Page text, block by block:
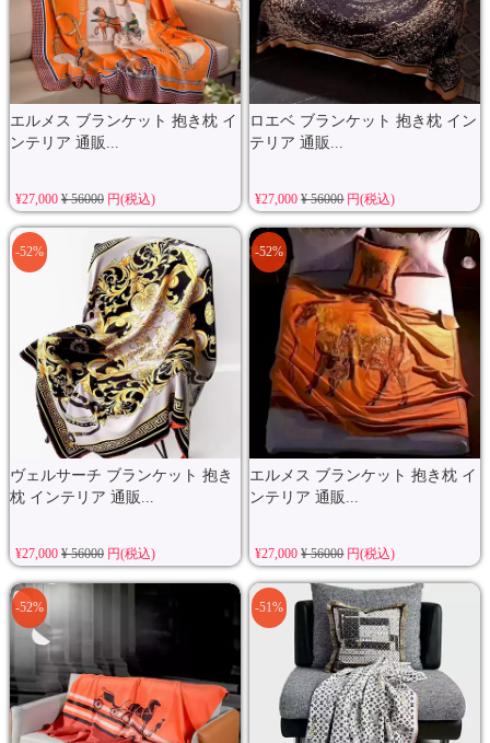
エルメス ブランケット 抱き枕 イ
ンテリア 通販...
¥27,000 ¥ 56000円(税込)
ロエベ ブランケット 抱き枕 イン
テリア 通販...
¥27,000¥ 56000円(税込)
ヴェルサーチ ブランケット 抱き
枕 インテリア 通販...
-52%
¥27,000 ¥ 56000円(税込)
エルメス ブランケット 抱き枕 イ
ンテリア 通販...
-52%
¥27,000¥ 56000円(税込)
-52% -51%